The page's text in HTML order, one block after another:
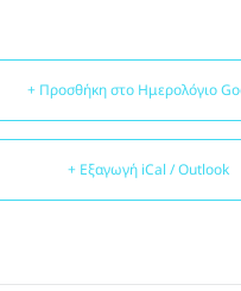
+ Προσθήκη στο Ημερολόγιο
+ Εξαγωγή iCal / Outlook